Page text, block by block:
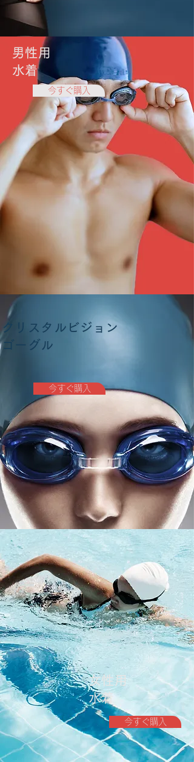
男性用
水着
今すぐ購入
クリスタルビジョン
ゴーグル
今すぐ購入
女性用
水着
今すぐ購入